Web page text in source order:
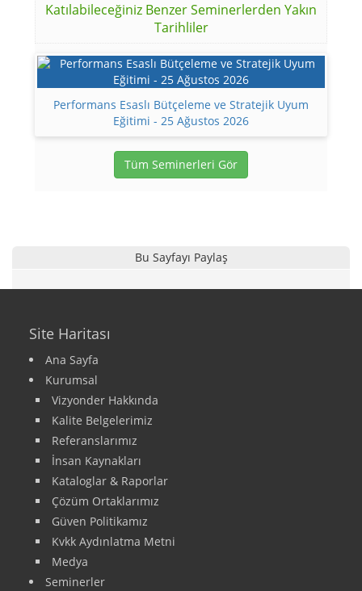
Katılabileceğiniz Benzer Seminerlerden Yakın
Tarihliler
Performans Esaslı Bütçeleme ve Stratejik Uyum
Eğitimi - 25 Ağustos 2026
Tüm Seminerleri Gör
Bu Sayfayı Paylaş
Site Haritası
Ana Sayfa
Kurumsal
Vizyonder Hakkında
Kalite Belgelerimiz
Referanslarımız
İnsan Kaynakları
Kataloglar & Raporlar
Çözüm Ortaklarımız
Güven Politikamız
Kvkk Aydınlatma Metni
Medya
Seminerler